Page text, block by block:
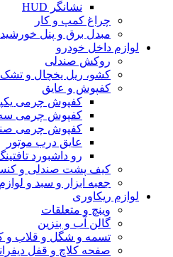
نشانگر HUD
چراغ کمپ و کار
مبدل برق و پنل
لوازم داخل خودرو
روکش صندلی
کشو، ریل یخچال و تشک
کفپوش و عایق
کفپوش چرمی
کفپوش چرمی
کفپوش چرمی
عایق درب موتور
رو داشبورد
کیف پشت صندلی و
جعبه ابزار و سبد و
لوازم ریکاوری
وینچ و متعلقات
گالن آب و بنزین
تسمه و شگل و قلاب و
صفحه کلاچ و قفل